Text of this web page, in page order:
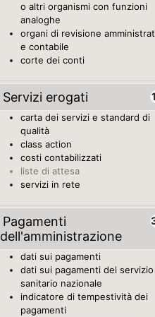
o altri organismi con funzioni
analoghe
organi di revisione
e contabile
corte dei conti
Servizi erogati
carta dei servizi e standard di
qualità
class action
costi contabilizzati
liste di attesa
servizi in rete
Pagamenti
dell'amministrazione
dati sui pagamenti
dati sui pagamenti del servizio
sanitario nazionale
indicatore di tempestività dei
pagamenti